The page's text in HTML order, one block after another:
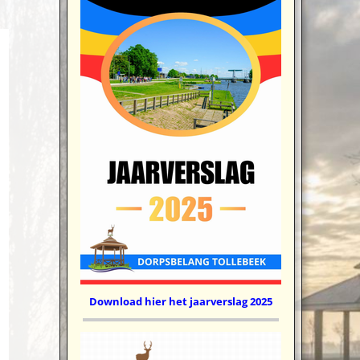
Download hier het jaarverslag 2025